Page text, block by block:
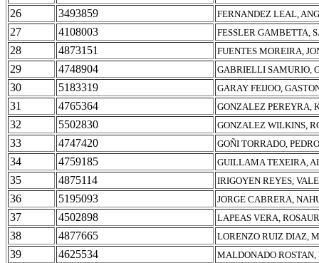
26 3493859 FERNANDEZ LEAL,
27 4108003 FESSLER GAMBETTA,
28 4873151 FUENTES MOREIRA,
29 4748904 GABRIELLI SAMURIO,
30 5183319 GARAY FEIJOO,
31 4765364 GONZALEZ PEREYRA,
32 5502830 GONZALEZ WILKINS,
33 4747420 GOÑI TORRADO,
34 4759185 GUILLAMA TEXEIRA,
35 4875114 IRIGOYEN REYES,
36 5195093 JORGE CABRERA,
37 4502898 LAPEAS VERA,
38 4877665 LORENZO RUIZ DIAZ,
39 4625534 MALDONADO ROSTAN,